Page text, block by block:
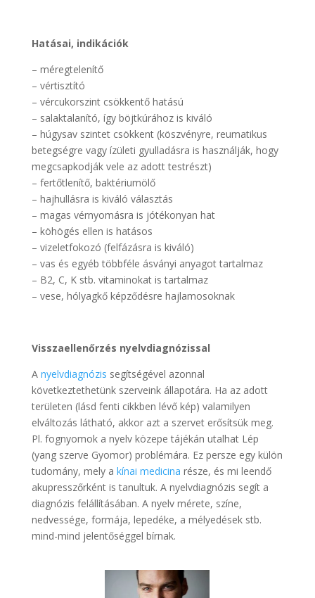
Hatásai, indikációk
– méregtelenítő
– vértisztító
– vércukorszint csökkentő hatású
– salaktalanító, így böjtkúrához is kiváló
– húgysav szintet csökkent (köszvényre, reumatikus
betegségre vagy ízületi gyulladásra is használják, hogy
megcsapkodják vele az adott testrészt)
– fertőtlenítő, baktériumölő
– hajhullásra is kiváló választás
– magas vérnyomásra is jótékonyan hat
– köhögés ellen is hatásos
– vizeletfokozó (felfázásra is kiváló)
– vas és egyéb többféle ásványi anyagot tartalmaz
– B2, C, K stb. vitaminokat is tartalmaz
– vese, hólyagkő képződésre hajlamosoknak
Visszaellenőrzés nyelvdiagnózissal
A nyelvdiagnózis segítségével azonnal
következtethetünk szerveink állapotára. Ha az adott
területen (lásd fenti cikkben lévő kép) valamilyen
elváltozás látható, akkor azt a szervet erősítsük meg.
Pl. fognyomok a nyelv közepe tájékán utalhat Lép
(yang szerve Gyomor) problémára. Ez persze egy külön
tudomány, mely a kínai medicina része, és mi leendő
akupresszőrként is tanultuk. A nyelvdiagnózis segít a
diagnózis felállításában. A nyelv mérete, színe,
nedvessége, formája, lepedéke, a mélyedések stb.
mind-mind jelentőséggel bírnak.